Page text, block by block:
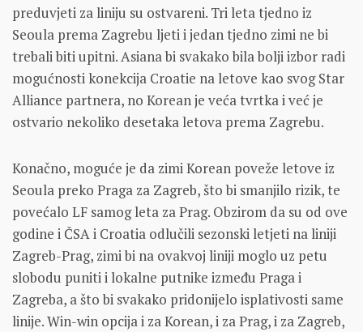
preduvjeti za liniju su ostvareni. Tri leta tjedno iz
Seoula prema Zagrebu ljeti i jedan tjedno zimi ne bi
trebali biti upitni. Asiana bi svakako bila bolji izbor radi
mogućnosti konekcija Croatie na letove kao svog Star
Alliance partnera, no Korean je veća tvrtka i već je
ostvario nekoliko desetaka letova prema Zagrebu.
Konačno, moguće je da zimi Korean poveže letove iz
Seoula preko Praga za Zagreb, što bi smanjilo rizik, te
povećalo LF samog leta za Prag. Obzirom da su od ove
godine i ČSA i Croatia odlučili sezonski letjeti na liniji
Zagreb-Prag, zimi bi na ovakvoj liniji moglo uz petu
slobodu puniti i lokalne putnike između Praga i
Zagreba, a što bi svakako pridonijelo isplativosti same
linije. Win-win opcija i za Korean, i za Prag, i za Zagreb,